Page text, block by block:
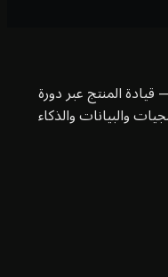
المنتج عبر دورة
والبيانات والذكاء